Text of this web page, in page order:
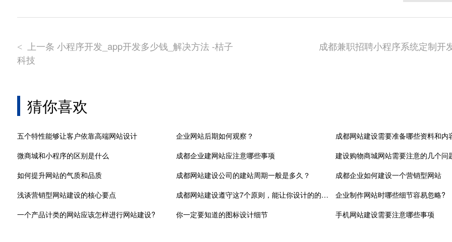
< 上一条 小程序开发_app开发多少钱_解决方法 -桔子
科技
成都兼职招聘小程序系统定制开
猜你喜欢
五个特性能够让客户依靠高端网站设计 企业网站后期如何观察？
成都网站建设需要准备哪些资料和内
微商城和小程序的区别是什么
成都企业建网站应注意哪些事项
建设购物商城网站需要注意的几个问
如何提升网站的气质和品质
成都网站建设公司的建站周期一般是多久？
成都企业如何建设一个营销型网站
浅谈营销型网站建设的核心要点
成都网站建设遵守这7个原则，能让你设计的的网页拥有更好的用户体验
企业制作网站时哪些细节容易忽略?
一个产品计类的网站应该怎样进行网站建设?
你一定要知道的图标设计细节 手机网站建设需要注意哪些事项